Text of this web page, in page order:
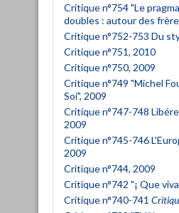
Critique n°754 "Le
doubles : autour des
Critique n°752-753 Du
Critique n°751, 2010
Critique n°750, 2009
Critique n°749 "Michel
Soi", 2009
Critique n°747-748
2009
Critique n°745-746
2009
Critique n°744, 2009
Critique n°742 "¡ Que
Critique n°740-741